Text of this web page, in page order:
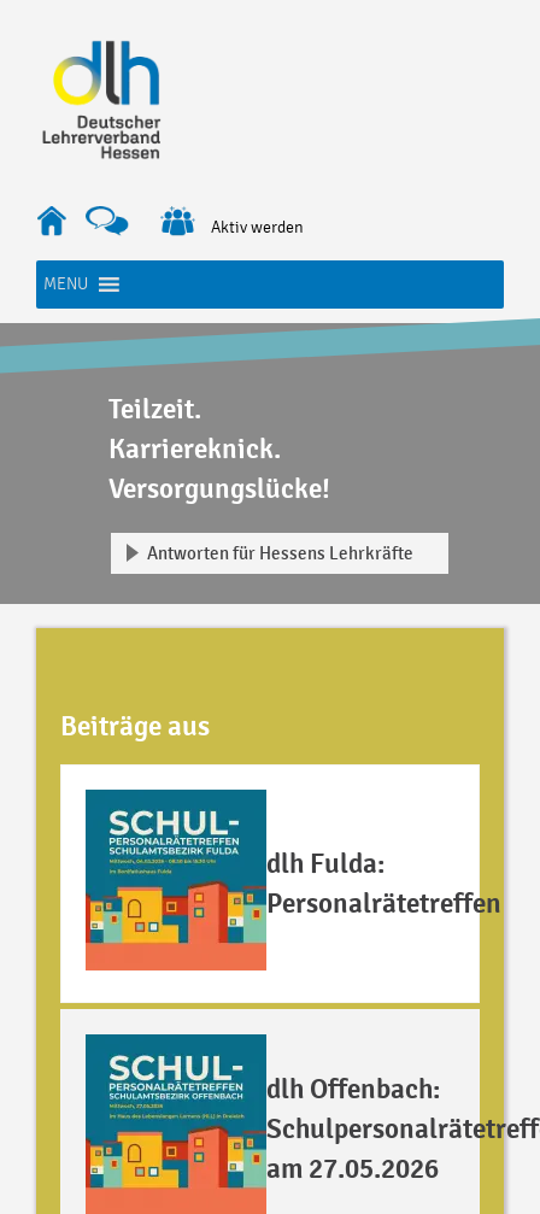
content
Aktiv werden
MENU
Teilzeit.
Karriereknick.
Versorgungslücke!
Antworten für Hessens Lehrkräfte
Beiträge aus
dlh Fulda:
Personalrätetreffen
dlh Offenbach:
am 27.05.2026